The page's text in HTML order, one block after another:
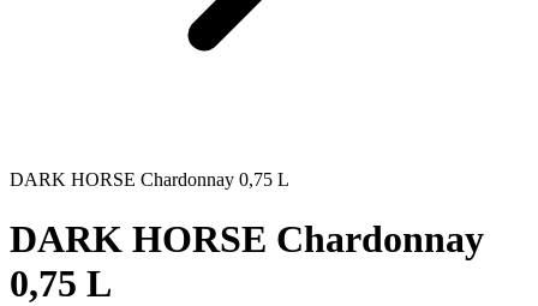
DARK HORSE Chardonnay 0,75 L
DARK HORSE Chardonnay
0,75 L